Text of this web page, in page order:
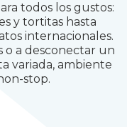
todos los gustos:
y tortitas hasta
internacionales.
o a desconectar un
variada, ambiente
stop.